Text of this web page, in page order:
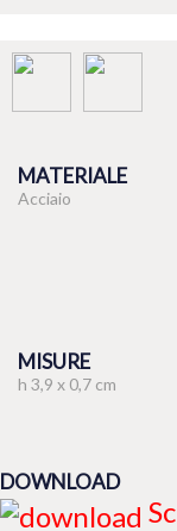
MATERIALE
Acciaio
MISURE
h 3,9 x 0,7 cm
DOWNLOAD